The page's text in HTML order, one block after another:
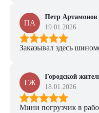
ПА
Петр Артамонов
19.01.2026
Заказывал здесь
ГЖ
Городской
18.01.2026
Мини погрузчик в